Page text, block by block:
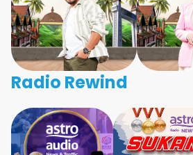
Radio Rewind